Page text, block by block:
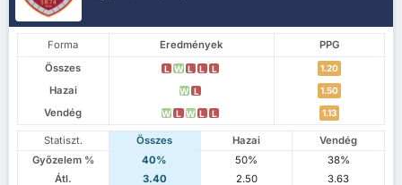
Forma Eredmények
PPG
Összes
L W L L L 1.20
Hazai W L 1.50
Vendég W L W L L 1.13
Statiszt. Összes Hazai
Vendég
Győzelem %
40% 50%
38%
Átl.
3.40 2.50
3.63